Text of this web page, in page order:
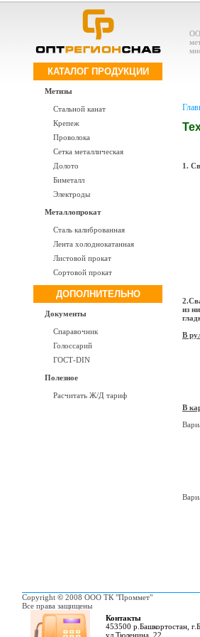
КАТАЛОГ ПРОДУКЦИИ
Метизы
Стальной канат
Крепеж
Проволока
Сетка металлическая
Долото
Биметалл
Электроды
Металлопрокат
Сталь калиброванная
Лента холоднокатанная
Листовой прокат
Сортовой прокат
ДОПОЛНИТЕЛЬНО
Документы
Спаравочник
Голоссарий
ГОСТ-DIN
Полезное
Расчитать Ж/Д тариф
1.
из
В
В
Copyright © 2008 ООО ТК "Проммет"
Все права защищены
Контакты
453500 р.Башкортостан,
ул.Тюленина, 22